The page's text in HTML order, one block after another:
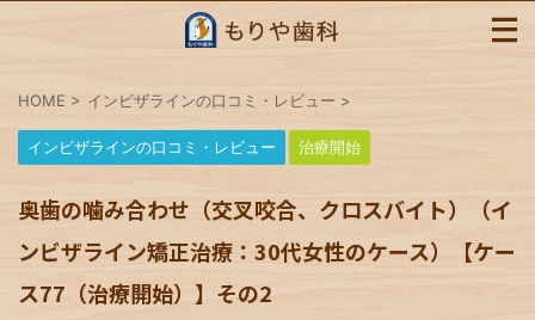
HOME > インビザラインの口コミ・レビュー >
インビザラインの口コミ・レビュー 治療開始
奥歯の噛み合わせ（交叉咬合、クロスバイト）（イ
ンビザライン矯正治療：30代女性のケース）【ケー
ス77（治療開始）】その2